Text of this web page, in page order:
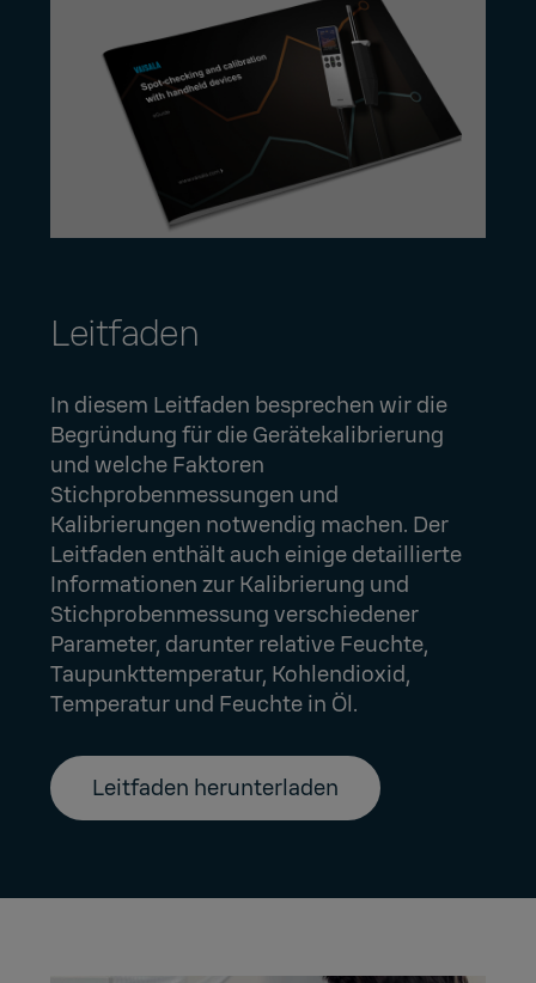
Leitfaden
In diesem Leitfaden besprechen wir die
Begründung für die Gerätekalibrierung
und welche Faktoren
Stichprobenmessungen und
Kalibrierungen notwendig machen. Der
Leitfaden enthält auch einige detaillierte
Informationen zur Kalibrierung und
Stichprobenmessung verschiedener
Parameter, darunter relative Feuchte,
Taupunkttemperatur, Kohlendioxid,
Temperatur und Feuchte in Öl.
Leitfaden herunterladen